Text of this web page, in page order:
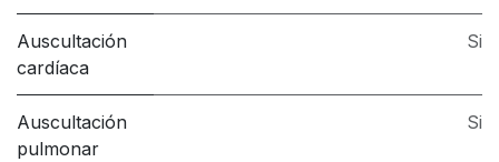
Auscultación
cardíaca
Si
Auscultación
pulmonar
Si